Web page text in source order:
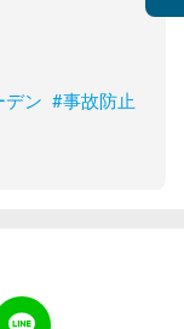
デン #事故防止